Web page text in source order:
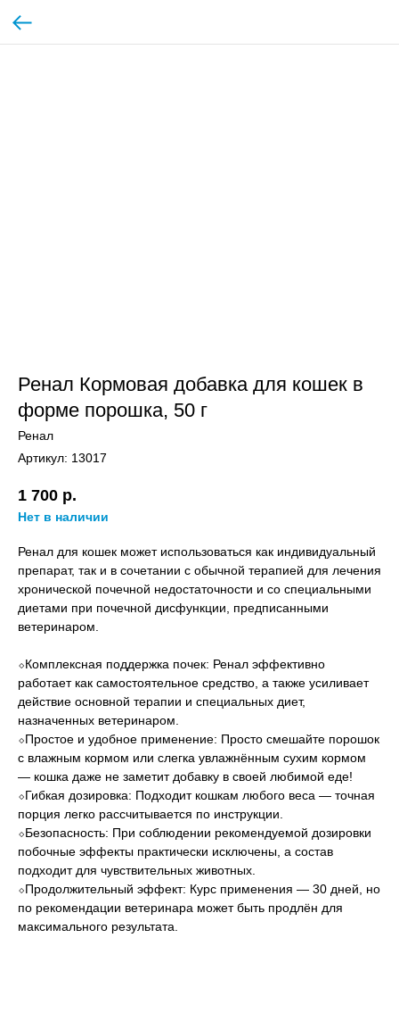
Ренал Кормовая добавка для кошек в
форме порошка, 50 г
Ренал
Артикул: 13017
1 700 р.
Нет в наличии
Ренал для кошек может использоваться как индивидуальный
препарат, так и в сочетании с обычной терапией для лечения
хронической почечной недостаточности и со специальными
диетами при почечной дисфункции, предписанными
ветеринаром.
⬦Комплексная поддержка почек: Ренал эффективно
работает как самостоятельное средство, а также усиливает
действие основной терапии и специальных диет,
назначенных ветеринаром.
⬦Простое и удобное применение: Просто смешайте порошок
с влажным кормом или слегка увлажнённым сухим кормом
— кошка даже не заметит добавку в своей любимой еде!
⬦Гибкая дозировка: Подходит кошкам любого веса — точная
порция легко рассчитывается по инструкции.
⬦Безопасность: При соблюдении рекомендуемой дозировки
побочные эффекты практически исключены, а состав
подходит для чувствительных животных.
⬦Продолжительный эффект: Курс применения — 30 дней, но
по рекомендации ветеринара может быть продлён для
максимального результата.